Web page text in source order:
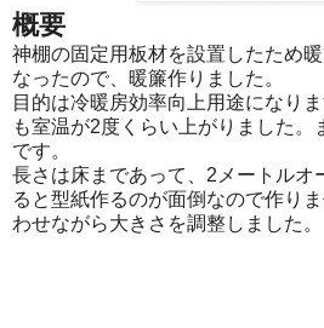
概要
神棚の固定用板材を設置したため
なったので、暖簾作りました。
目的は冷暖房効率向上用途になり
も室温が2度くらい上がりました。
です。
長さは床まであって、2メートルオ
ると型紙作るのが面倒なので作り
わせながら大きさを調整しました。